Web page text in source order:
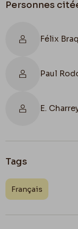
FR
Personnes
Félix
Paul
E.
Tags
Français